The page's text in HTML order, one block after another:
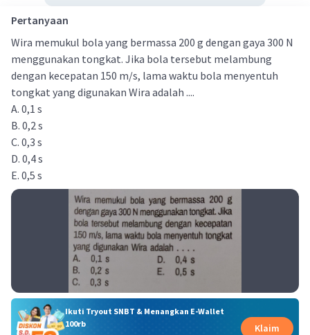
Pertanyaan
Wira memukul bola yang bermassa 200 g dengan gaya 300 N
menggunakan tongkat. Jika bola tersebut melambung
dengan kecepatan 150 m/s, lama waktu bola menyentuh
tongkat yang digunakan Wira adalah ....
A. 0,1 s
B. 0,2 s
C. 0,3 s
D. 0,4 s
E. 0,5 s
Ikuti Tryout SNBT & Menangkan E-Wallet
100rb
Klaim